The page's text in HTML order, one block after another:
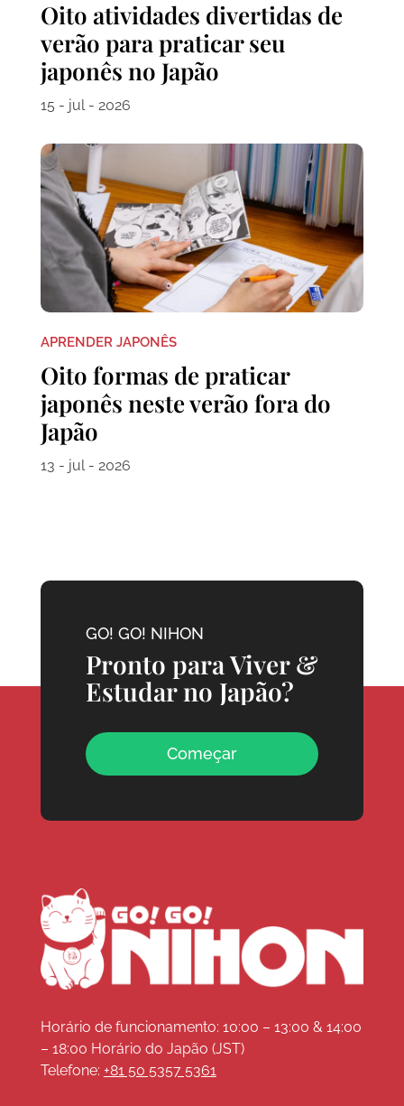
Oito atividades divertidas de
verão para praticar seu
japonês no Japão
15 - jul - 2026
APRENDER JAPONÊS
Oito formas de praticar
japonês neste verão fora do
Japão
13 - jul - 2026
GO! GO! NIHON
Pronto para Viver &
Estudar no Japão?
Começar
Horário de funcionamento: 10:00 – 13:00 & 14:00
– 18:00 Horário do Japão (JST)
Telefone: +81 50 5357 5361